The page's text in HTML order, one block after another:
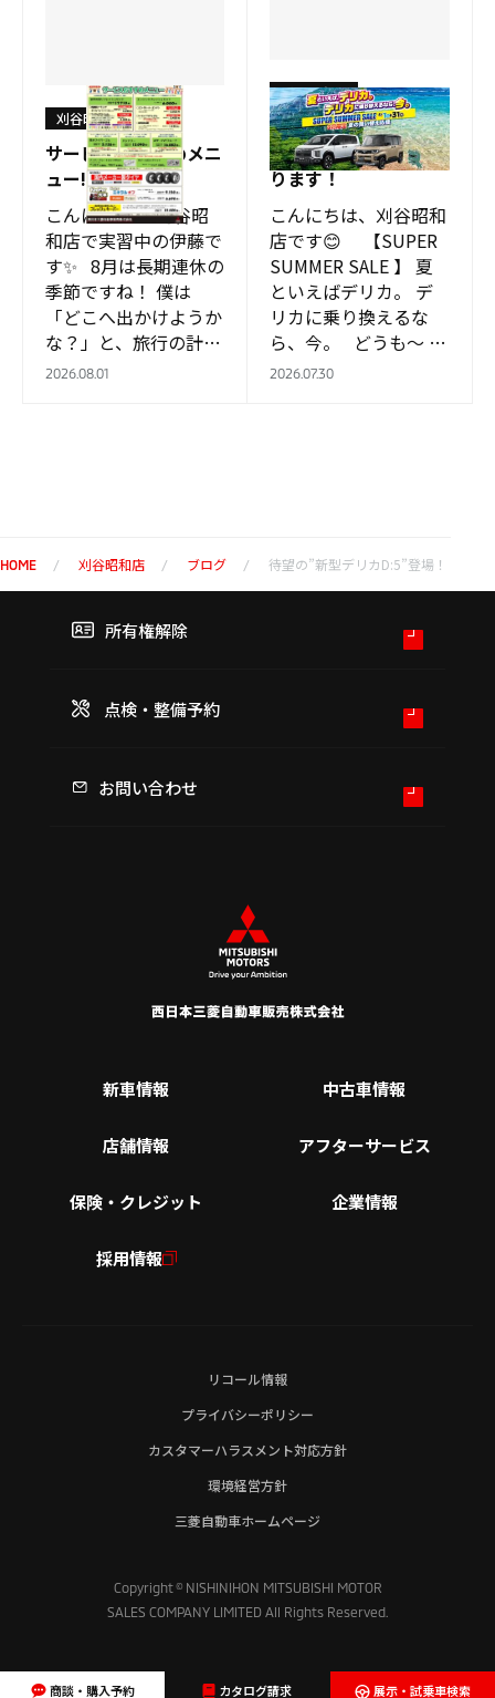
サービスおすすめメニ
ュー!!
刈谷昭和店
こんにちは！ 刈谷昭
和店で実習中の伊藤で
す✨ 8月は長期連休の
季節ですね！ 僕は
「どこへ出かけようか
な？」と、旅行の計画
を立てている最中です
2026.08.01
8月より SUPER
SUMMER SALEはじま
ります！
刈谷昭和店
こんにちは、刈谷昭和
店です😊 【SUPER
SUMMER SALE 】 夏
といえばデリカ。 デ
リカに乗り換えるな
ら、今。 どうも～ 実
習生の周です。 酷暑が
2026.07.30
HOME 刈谷昭和店 ブログ 待望の”新型デリカD:5”登場！
所有権解除
点検・整備予約
お問い合わせ
新車情報 中古車情報
店舗情報 アフターサービス
保険・クレジット 企業情報
採用情報
リコール情報
プライバシーポリシー
カスタマーハラスメント対応方針
環境経営方針
三菱自動車ホームページ
Copyright © NISHINIHON MITSUBISHI MOTOR
SALES COMPANY LIMITED All Rights Reserved.
商談・購入予約 カタログ請求 展示・試乗車検索